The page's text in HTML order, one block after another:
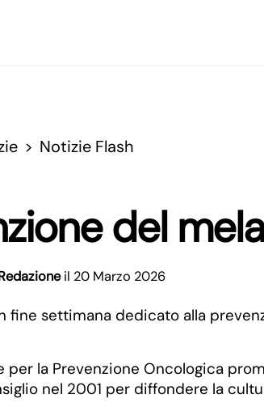
Notizie Flash
del
il 20 Marzo 2026
fine settimana dedicato alla
la Prevenzione Oncologica
nel 2001 per diffondere la